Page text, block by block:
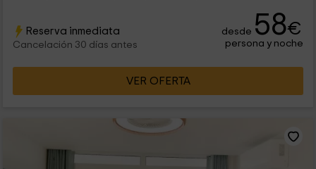
Reserva inmediata
Cancelación 30 días antes
desde 58€
persona y noche
VER OFERTA